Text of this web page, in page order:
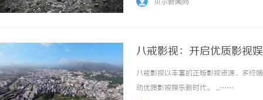
贝尔新闻网
八戒影视：开启优质影视
八戒影视以丰富的正版影视资源、多终
动优质影视娱乐新时代。 ...……